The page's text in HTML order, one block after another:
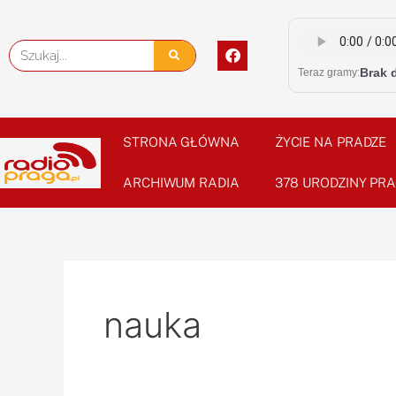
content
Szukaj
F
a
c
o
o
k
Teraz gramy:Brak
STRONA GŁÓWNA ŻYCIE NA PRADZE
ARCHIWUM RADIA 378 URODZINY
nauka